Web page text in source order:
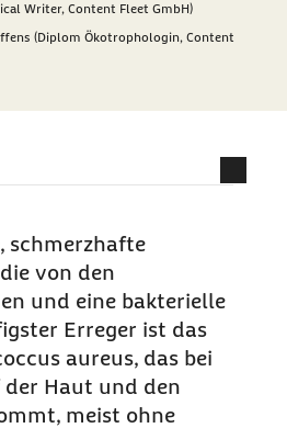
Writer, Content Fleet GmbH)
(Diplom Ökotrophologin, Content
von Furunkeln
schmerzhafte
von den
und eine bakterielle
Erreger ist das
aureus, das bei
Haut und den
meist ohne